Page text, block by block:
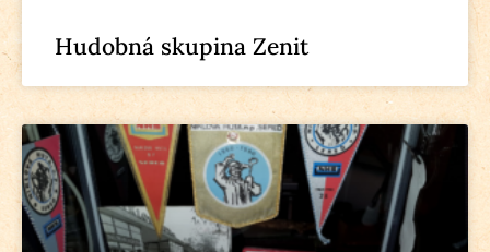
Hudobná skupina Zenit